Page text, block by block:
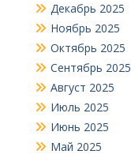
Декабрь 2025
Ноябрь 2025
Октябрь 2025
Сентябрь 2025
Август 2025
Июль 2025
Июнь 2025
Май 2025